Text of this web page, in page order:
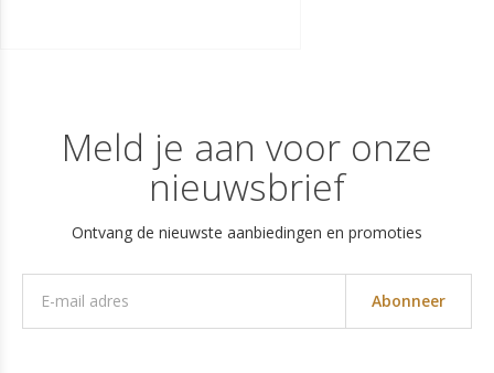
Meld je aan voor onze
nieuwsbrief
Ontvang de nieuwste aanbiedingen en promoties
Abonneer